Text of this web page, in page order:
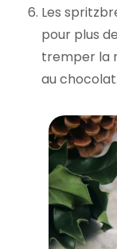
Les
pour plus
tremper la
au chocolat.